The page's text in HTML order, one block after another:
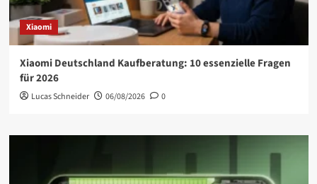
Xiaomi
Xiaomi Deutschland Kaufberatung: 10 essenzielle Fragen
für 2026
Lucas Schneider 06/08/2026 0